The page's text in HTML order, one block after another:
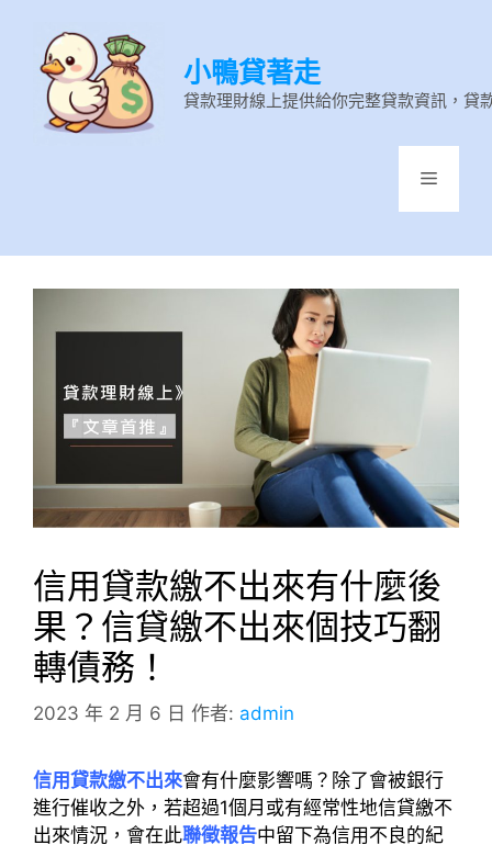
小鴨貸著走
貸款理財線上提供給你完整貸款資訊，貸
選
信用貸款繳不出來有什麼後
果？信貸繳不出來個技巧翻
轉債務！
2023 年 2 月 6 日 作者: admin
信用貸款繳不出來會有什麼影響嗎？除了會被銀行
進行催收之外，若超過1個月或有經常性地信貸繳不
出來情況，會在此聯徵報告中留下為信用不良的紀